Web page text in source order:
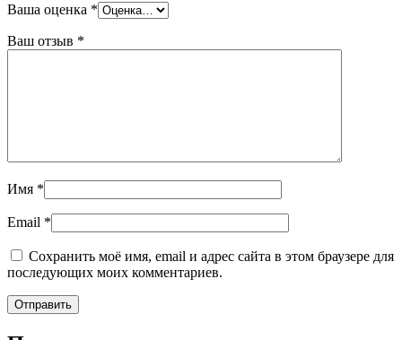
Ваша оценка *
Ваш отзыв *
Имя *
Email *
Сохранить моё имя, email и адрес сайта в этом браузере для
последующих моих комментариев.